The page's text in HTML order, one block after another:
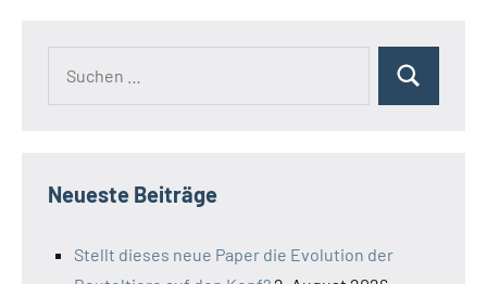
Suchen
Neueste Beiträge
Stellt dieses neue Paper die Evolution der